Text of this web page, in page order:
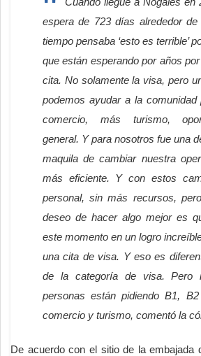
espera de 723 días alrededor
tiempo pensaba ‘esto es terrible’
que están esperando por años
cita. No solamente la visa, pero
podemos ayudar a la comunidad
comercio, más turismo,
general. Y para nosotros fue una
maquila de cambiar nuestra
más eficiente. Y con estos
personal, sin más recursos,
deseo de hacer algo mejor es
este momento en un logro
una cita de visa. Y eso es
de la categoría de visa. Pero
personas están pidiendo B1,
comercio y turismo, comentó la
De acuerdo con el sitio de la embajada